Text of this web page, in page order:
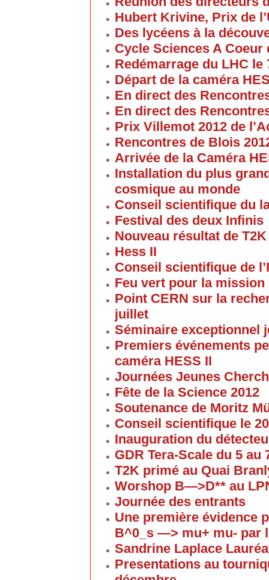
Hubert Krivine, Prix de
Des lycéens à la
Cycle Sciences A Coeur
Redémarrage du LHC le
Départ de la caméra
En direct des
En direct des
Prix Villemot 2012 de
Rencontres de Blois
Arrivée de la Caméra
Installation du plus
cosmique au monde
Conseil scientifique du
Festival des deux Infinis
Nouveau résultat de T2K
Hess II
Conseil scientifique de
Feu vert pour la
Point CERN sur la
juillet
Séminaire exceptionnel
Premiers événements
caméra HESS II
Journées Jeunes
Fête de la Science 2012
Soutenance de Moritz
Conseil scientifique le
Inauguration du
GDR Tera-Scale du 5
T2K primé au Quai
Worshop B—>D** au
Journée des entrants
Une première évidence
B^0_s —> mu+ mu- par
Sandrine Laplace
Presentations au